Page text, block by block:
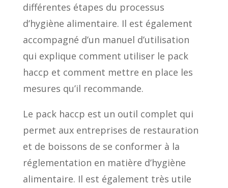
différentes étapes du processus
d’hygiène alimentaire. Il est également
accompagné d’un manuel d’utilisation
qui explique comment utiliser le pack
haccp et comment mettre en place les
mesures qu’il recommande.
Le pack haccp est un outil complet qui
permet aux entreprises de restauration
et de boissons de se conformer à la
réglementation en matière d’hygiène
alimentaire. Il est également très utile